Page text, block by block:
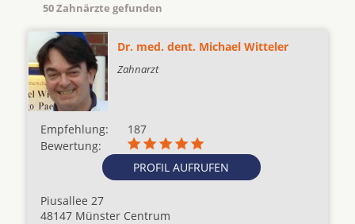
50 Zahnärzte gefunden
Dr. med. dent. Michael Witteler
Zahnarzt
Empfehlung:
187
Bewertung:
PROFIL AUFRUFEN
Piusallee 27
48147 Münster Centrum